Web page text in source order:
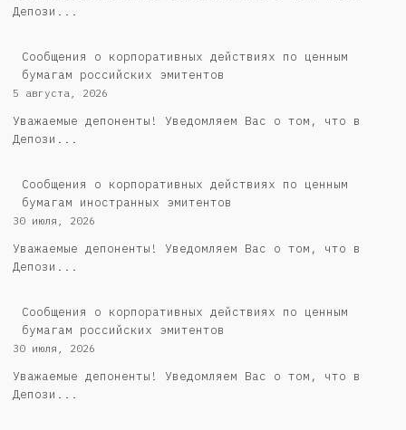
Депози...
Cообщения о корпоративных действиях по ценным
бумагам российских эмитентов
5 августа, 2026
Уважаемые депоненты! Уведомляем Вас о том, что в
Депози...
Сообщения о корпоративных действиях по ценным
бумагам иностранных эмитентов
30 июля, 2026
Уважаемые депоненты! Уведомляем Вас о том, что в
Депози...
Cообщения о корпоративных действиях по ценным
бумагам российских эмитентов
30 июля, 2026
Уважаемые депоненты! Уведомляем Вас о том, что в
Депози...